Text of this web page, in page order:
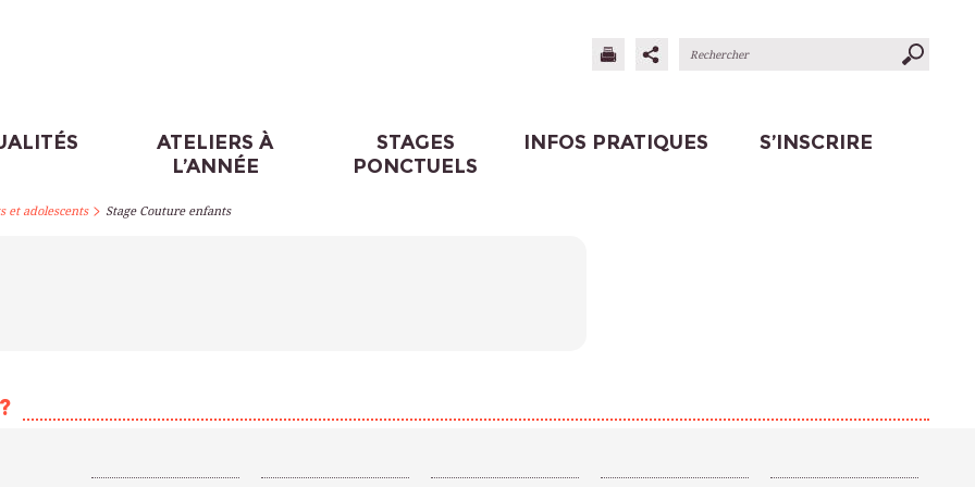
ATELIERS À
L’ANNÉE
STAGES
PONCTUELS
INFOS PRATIQUES S’INSCRIRE
et adolescents> Stage Couture enfants